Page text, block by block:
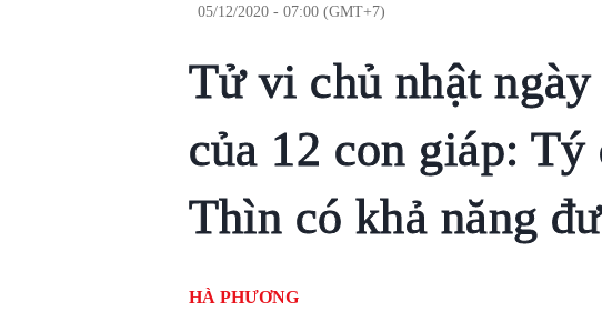
05/12/2020 - 07:00 (GMT+7)
Tử vi chủ nhật
của 12 con giáp:
Thìn có khả năng
HÀ PHƯƠNG